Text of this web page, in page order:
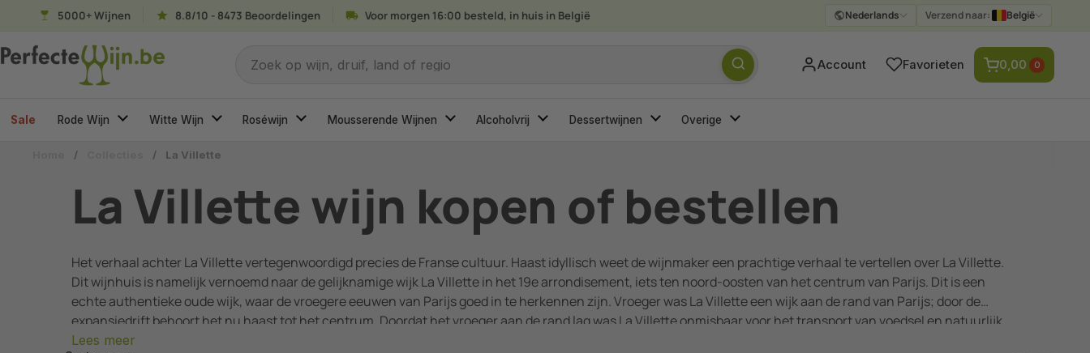
Ga naar content
5000+ Wijnen 8.8/10 - 8473 Beoordelingen Voor morgen 16:00 besteld, in huis in België Nederlands Verzend naar: België
Zoek op wijn, druif, land of regio Verzenden Account Favorieten 0,00 0
Sale Rode Wijn Witte Wijn Roséwijn Mousserende Wijnen Alcoholvrij Dessertwijnen Overige
/ / La Villette
La Villette wijn kopen of bestellen
Het verhaal achter La Villette vertegenwoordigd precies de Franse cultuur. Haast idyllisch weet de wijnmaker een prachtige verhaal te vertellen over La Villette.
Dit wijnhuis is namelijk vernoemd naar de gelijknamige wijk La Villette in het 19e arrondisement, iets ten noord-oosten van het centrum van Parijs. Dit is een
echte authentieke oude wijk, waar de vroegere eeuwen van Parijs goed in te herkennen zijn. Vroeger was La Villette een wijk aan de rand van Parijs; door de
expansiedrift behoort het nu haast tot het centrum. Doordat het vroeger aan de rand lag was La Villette onmisbaar voor het transport van voedsel en natuurlijk
wijn, voor de Parijzenaren in vroegere eeuwen.
Lees meer